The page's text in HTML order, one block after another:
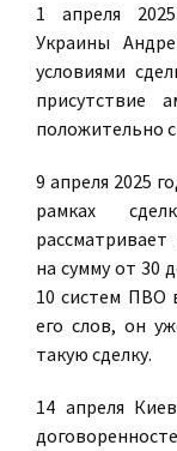
1 апреля
Украины
условиями
присутствие
положительно
9 апреля 2025
рамках
на сумму от 30
10 систем ПВО
его слов, он
такую сделку.
14 апреля